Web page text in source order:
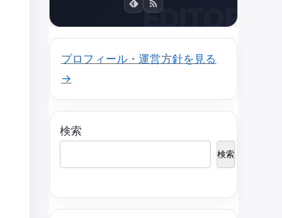
プロフィール・運営方針を見る
→
検索
検索